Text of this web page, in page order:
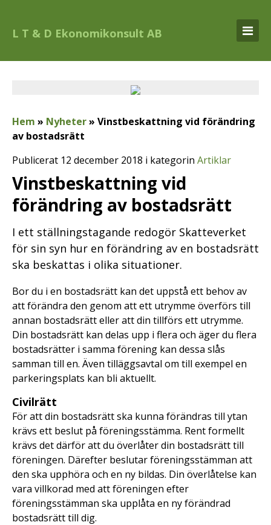
L T & D Ekonomikonsult AB
Hem » Nyheter» Vinstbeskattning vid förändring
av bostadsrätt
Publicerat 12 december 2018 i kategorin Artiklar
Vinstbeskattning vid
förändring av bostadsrätt
I ett ställningstagande redogör Skatteverket
för sin syn hur en förändring av en bostadsrätt
ska beskattas i olika situationer.
Bor du i en bostadsrätt kan det uppstå ett behov av
att förändra den genom att ett utrymme överförs till
annan bostadsrätt eller att din tillförs ett utrymme.
Din bostadsrätt kan delas upp i flera och äger du flera
bostadsrätter i samma förening kan dessa slås
samman till en. Även tilläggsavtal om till exempel en
parkeringsplats kan bli aktuellt.
Civilrätt
För att din bostadsrätt ska kunna förändras till ytan
krävs ett beslut på föreningsstämma. Rent formellt
krävs det därför att du överlåter din bostadsrätt till
föreningen. Därefter beslutar föreningsstämman att
den ska upphöra och en ny bildas. Din överlåtelse kan
vara villkorad med att föreningen efter
föreningsstämman ska upplåta en ny förändrad
bostadsrätt till dig.